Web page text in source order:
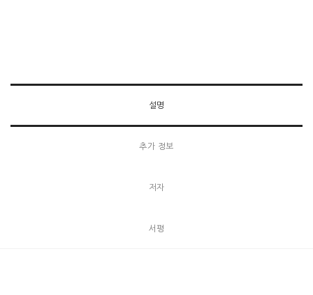
설명
추가 정보
저자
서평
“재앙 소설의 완성판이자 내일의 묵시록”